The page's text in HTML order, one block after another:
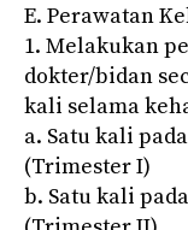
E. Perawatan
1. Melakukan
dokter/bidan
kali selama
a. Satu kali
(Trimester I)
b. Satu kali